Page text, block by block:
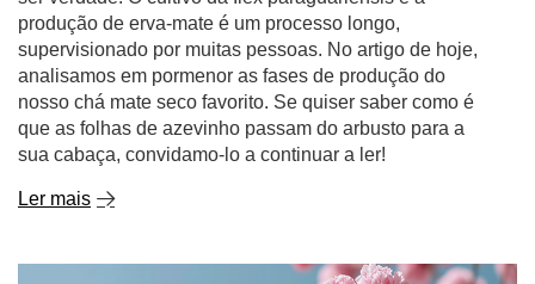
que as folhas de azevinho passam do arbusto para a
sua cabaça, convidamo-lo a continuar a ler!
Ler mais